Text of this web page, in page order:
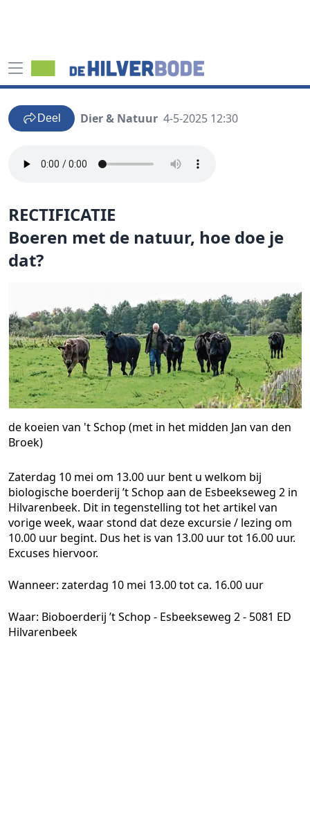
Deel Dier & Natuur 4-5-2025 12:30
RECTIFICATIE
Boeren met de natuur, hoe doe je
dat?
de koeien van 't Schop (met in het midden Jan van den
Broek)
Zaterdag 10 mei om 13.00 uur bent u welkom bij
biologische boerderij ’t Schop aan de Esbeekseweg 2 in
Hilvarenbeek. Dit in tegenstelling tot het artikel van
vorige week, waar stond dat deze excursie / lezing om
10.00 uur begint. Dus het is van 13.00 uur tot 16.00 uur.
Excuses hiervoor.
Wanneer: zaterdag 10 mei 13.00 tot ca. 16.00 uur
Waar: Bioboerderij ’t Schop - Esbeekseweg 2 - 5081 ED
Hilvarenbeek